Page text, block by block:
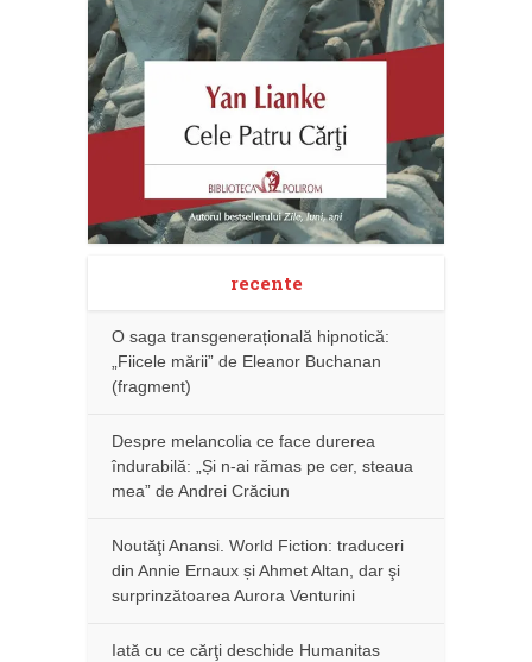
recente
O saga transgenerațională hipnotică:
„Fiicele mării” de Eleanor Buchanan
(fragment)
Despre melancolia ce face durerea
îndurabilă: „Și n-ai rămas pe cer, steaua
mea” de Andrei Crăciun
Noutăţi Anansi. World Fiction: traduceri
din Annie Ernaux și Ahmet Altan, dar şi
surprinzătoarea Aurora Venturini
Iată cu ce cărţi deschide Humanitas